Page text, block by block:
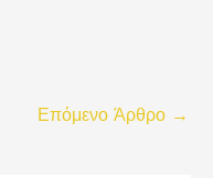
Επόμενο Άρθρο →